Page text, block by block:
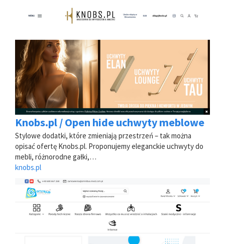
Knobs.pl / Open hide uchwyty meblowe
Stylowe dodatki, które zmieniają przestrzeń – tak można
opisać ofertę Knobs.pl. Proponujemy eleganckie uchwyty do
mebli, różnorodne gałki,…
knobs.pl